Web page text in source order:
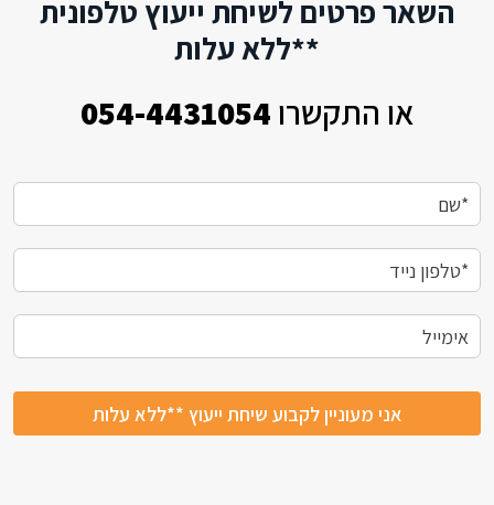
השאר פרטים לשיחת ייעוץ טלפונית
**ללא עלות
או התקשרו 054-4431054